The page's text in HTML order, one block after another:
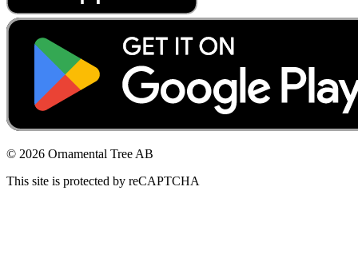
© 2026 Ornamental Tree AB
This site is protected by reCAPTCHA